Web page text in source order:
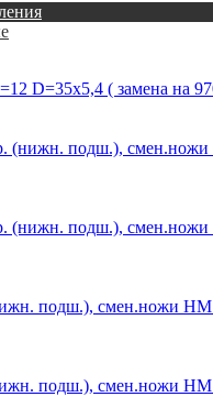
D=35x5,4 ( замена на
(нижн. подш.),
(нижн. подш.),
подш.), смен.ножи
подш.), смен.ножи